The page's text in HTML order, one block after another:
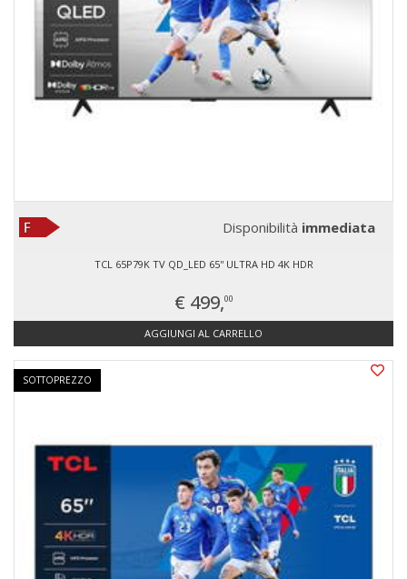
Disponibilità immediata
TCL 65P79K TV QD_LED 65'' ULTRA HD 4K HDR
€ 499,00
AGGIUNGI AL CARRELLO
SOTTOPREZZO